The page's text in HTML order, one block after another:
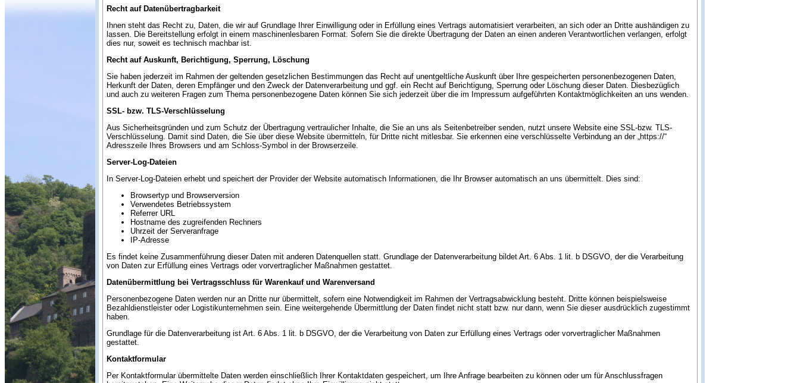
Recht auf Datenübertragbarkeit
Ihnen steht das Recht zu, Daten, die wir auf Grundlage Ihrer Einwilligung oder in Erfüllung eines Vertrags automatisiert verarbeiten, an sich oder an Dritte aushändigen zu
lassen. Die Bereitstellung erfolgt in einem maschinenlesbaren Format. Sofern Sie die direkte Übertragung der Daten an einen anderen Verantwortlichen verlangen, erfolgt
dies nur, soweit es technisch machbar ist.
Recht auf Auskunft, Berichtigung, Sperrung, Löschung
Sie haben jederzeit im Rahmen der geltenden gesetzlichen Bestimmungen das Recht auf unentgeltliche Auskunft über Ihre gespeicherten personenbezogenen Daten,
Herkunft der Daten, deren Empfänger und den Zweck der Datenverarbeitung und ggf. ein Recht auf Berichtigung, Sperrung oder Löschung dieser Daten. Diesbezüglich
und auch zu weiteren Fragen zum Thema personenbezogene Daten können Sie sich jederzeit über die im Impressum aufgeführten Kontaktmöglichkeiten an uns wenden.
SSL- bzw. TLS-Verschlüsselung
Aus Sicherheitsgründen und zum Schutz der Übertragung vertraulicher Inhalte, die Sie an uns als Seitenbetreiber senden, nutzt unsere Website eine SSL-bzw. TLS-
Verschlüsselung. Damit sind Daten, die Sie über diese Website übermitteln, für Dritte nicht mitlesbar. Sie erkennen eine verschlüsselte Verbindung an der „https://“
Adresszeile Ihres Browsers und am Schloss-Symbol in der Browserzeile.
Server-Log-Dateien
In Server-Log-Dateien erhebt und speichert der Provider der Website automatisch Informationen, die Ihr Browser automatisch an uns übermittelt. Dies sind:
Browsertyp und Browserversion
Verwendetes Betriebssystem
Referrer URL
Hostname des zugreifenden Rechners
Uhrzeit der Serveranfrage
IP-Adresse
Es findet keine Zusammenführung dieser Daten mit anderen Datenquellen statt. Grundlage der Datenverarbeitung bildet Art. 6 Abs. 1 lit. b DSGVO, der die Verarbeitung
von Daten zur Erfüllung eines Vertrags oder vorvertraglicher Maßnahmen gestattet.
Datenübermittlung bei Vertragsschluss für Warenkauf und Warenversand
Personenbezogene Daten werden nur an Dritte nur übermittelt, sofern eine Notwendigkeit im Rahmen der Vertragsabwicklung besteht. Dritte können beispielsweise
Bezahldienstleister oder Logistikunternehmen sein. Eine weitergehende Übermittlung der Daten findet nicht statt bzw. nur dann, wenn Sie dieser ausdrücklich zugestimmt
haben.
Grundlage für die Datenverarbeitung ist Art. 6 Abs. 1 lit. b DSGVO, der die Verarbeitung von Daten zur Erfüllung eines Vertrags oder vorvertraglicher Maßnahmen
gestattet.
Kontaktformular
Per Kontaktformular übermittelte Daten werden einschließlich Ihrer Kontaktdaten gespeichert, um Ihre Anfrage bearbeiten zu können oder um für Anschlussfragen